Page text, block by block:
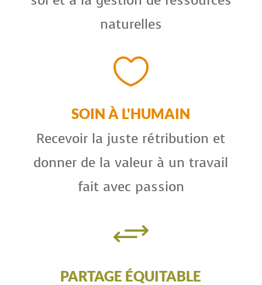
naturelles

SOIN À L'HUMAIN
Recevoir la juste rétribution et
donner de la valeur à un travail
fait avec passion
+
PARTAGE ÉQUITABLE